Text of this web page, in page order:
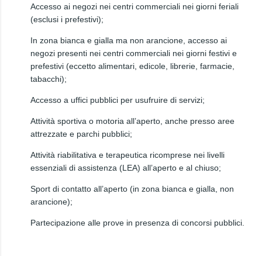
Accesso ai negozi nei centri commerciali nei giorni feriali
(esclusi i prefestivi);
In zona bianca e gialla ma non arancione, accesso ai
negozi presenti nei centri commerciali nei giorni festivi e
prefestivi (eccetto alimentari, edicole, librerie, farmacie,
tabacchi);
Accesso a uffici pubblici per usufruire di servizi;
Attività sportiva o motoria all’aperto, anche presso aree
attrezzate e parchi pubblici;
Attività riabilitativa e terapeutica ricomprese nei livelli
essenziali di assistenza (LEA) all’aperto e al chiuso;
Sport di contatto all’aperto (in zona bianca e gialla, non
arancione);
Partecipazione alle prove in presenza di concorsi pubblici.